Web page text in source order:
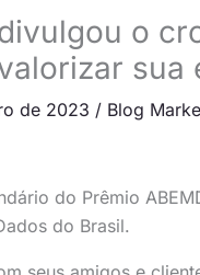
o
sua
de 2023 / Blog
do Prêmio
do Brasil.